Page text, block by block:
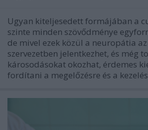
Ugyan kiteljesedett formájában a
szinte minden szövődménye
de mivel ezek közül a neuropátia az
szervezetben jelentkezhet, és még
károsodásokat okozhat, érdemes
fordítani a megelőzésre és a